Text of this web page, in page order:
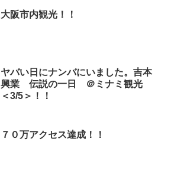
大阪市内観光！！
ヤバい日にナンバにいました。吉本
興業 伝説の一日 ＠ミナミ観光
＜3/5＞！！
７０万アクセス達成！！